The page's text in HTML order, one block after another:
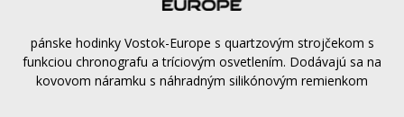
pánske hodinky Vostok-Europe s quartzovým strojčekom s
funkciou chronografu a tríciovým osvetlením. Dodávajú sa na
kovovom náramku s náhradným silikónovým remienkom